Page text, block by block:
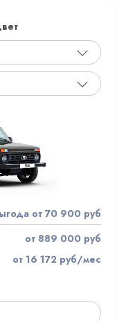
от 70 900 руб
от 889 000 руб
от 16 172 руб/мес